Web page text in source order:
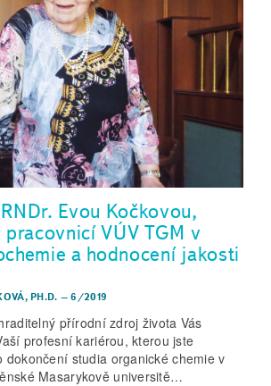
Evou Kočkovou,
VÚV TGM v
a hodnocení jakosti
PH.D. –6/2019
přírodní zdroj života Vás
profesní kariérou, kterou jste
dokončení studia organické chemie v
Masarykově universitě…